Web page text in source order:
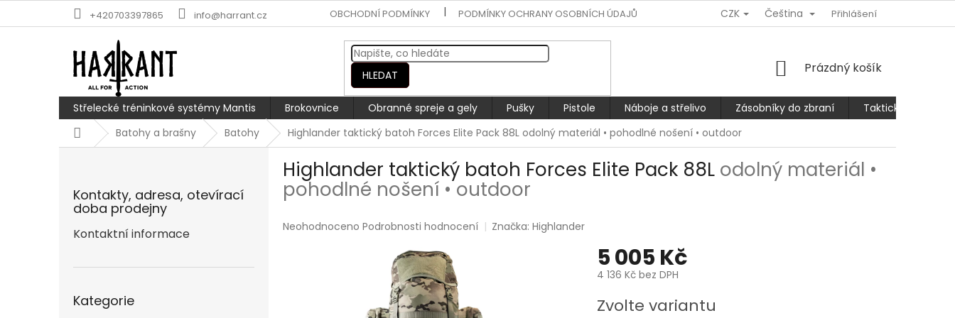
+420703397865 info@harrant.cz OBCHODNÍ PODMÍNKY PODMÍNKY OCHRANY OSOBNÍCH ÚDAJŮ REKLAMACE NEBO VRÁCENÍ/VÝMĚNA ZBOŽÍ
CZK Čeština Přihlášení
HLEDAT
NÁKUPNÍ
Prázdný košík
Střelecké tréninkové systémy Mantis Brokovnice Obranné spreje a gely Pušky Pistole Náboje a střelivo Zásobníky do zbraní
Taktické kalhoty
DomůBatohy a brašny Batohy Highlander taktický batoh Forces Elite Pack 88L odolný materiál • pohodlné nošení • outdoor
Kontakty, adresa, otevírací
doba prodejny
Kontaktní informace
kategorie
Kategorie
Highlander taktický batoh Forces Elite Pack 88L odolný materiál •
pohodlné nošení • outdoor
Průměrné
Neohodnoceno Podrobnosti hodnocení Značka:Highlander
5 005 Kč
4 136 Kč bez DPH
cena:
Zvolte variantu